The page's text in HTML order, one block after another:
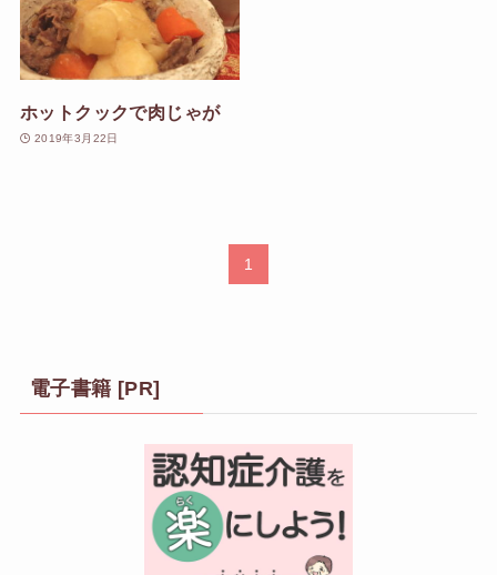
ホットクックで肉じゃが
2019年3月22日
1
電子書籍 [PR]